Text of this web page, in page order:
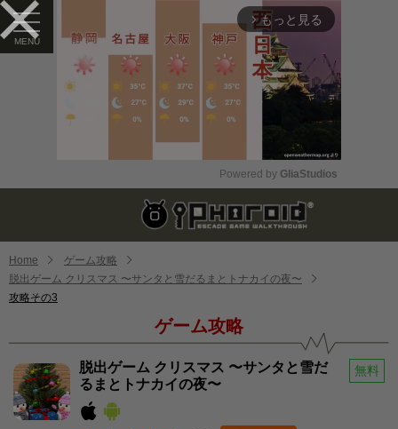
arrow_forward_ios もっと見る
Mute
Powered by GliaStudios
Home
ゲーム攻略
脱出ゲーム クリスマス 〜サンタと雪だるまとトナカイの夜〜
攻略その3
ゲーム攻略
脱出ゲーム クリスマス 〜サンタと雪だ
るまとトナカイの夜〜
無料